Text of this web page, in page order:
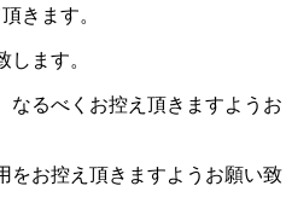
きます。
します。
なるべくお控え頂きますようお
をお控え頂きますようお願い致